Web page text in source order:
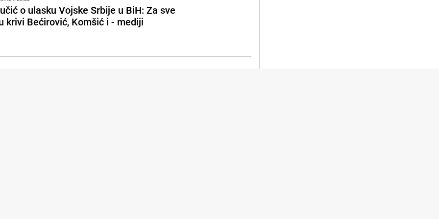
o ulasku Vojske Srbije u BiH: Za sve
krivi Bećirović, Komšić i - mediji